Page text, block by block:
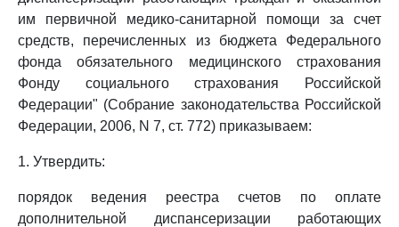
им первичной медико-санитарной помощи за счет
средств, перечисленных из бюджета Федерального
фонда обязательного медицинского страхования
Фонду социального страхования Российской
Федерации" (Собрание законодательства Российской
Федерации, 2006, N 7, ст. 772) приказываем:
1. Утвердить:
порядок ведения реестра счетов по оплате
дополнительной диспансеризации работающих